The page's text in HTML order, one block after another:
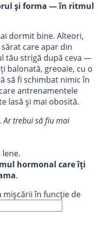
și forma — în ritmul
dormit bine. Alteori,
care apar din
tău strigă după ceva —
balonată, greoaie, cu o
să fi schimbat nimic în
antrenamentele
lasă și mai obosită.
Ar trebui să fiu mai
hormonal care îți
.
mișcării în funcție de